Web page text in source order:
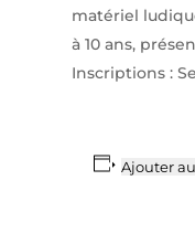
matériel
à 10 ans,
Inscriptions :
Ajouter